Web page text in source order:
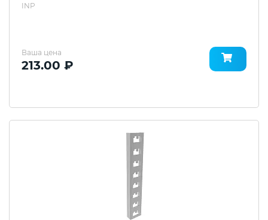
INP
Ваша цена
213.00 ₽